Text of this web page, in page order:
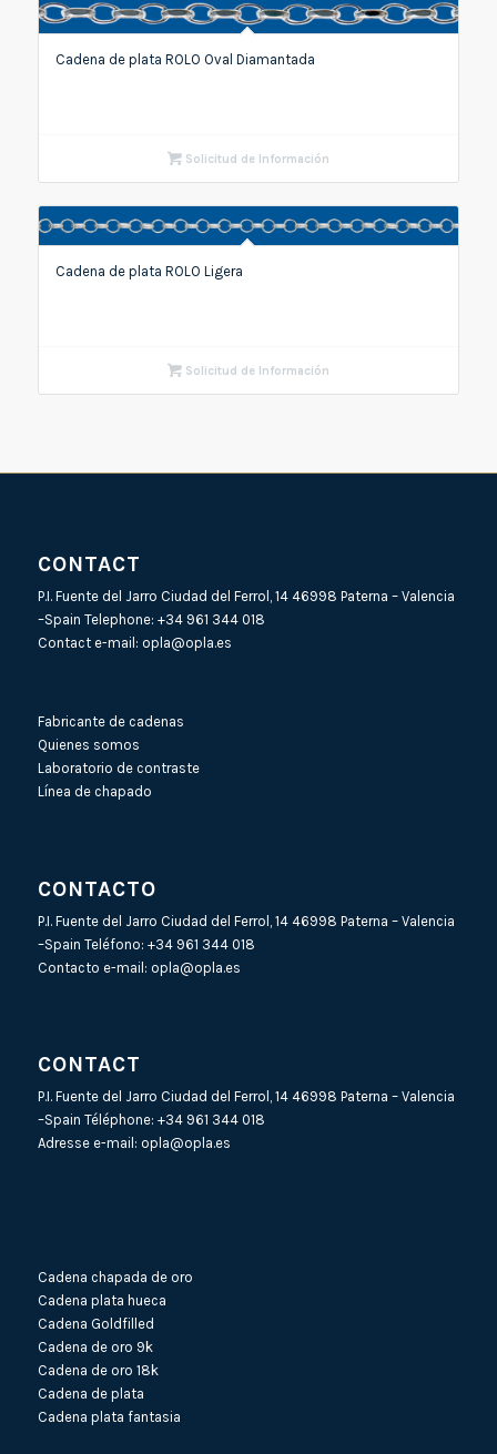
Cadena de plata ROLO Oval Diamantada
Solicitud de Información
Cadena de plata ROLO Ligera
Solicitud de Información
CONTACT
P.I. Fuente del Jarro Ciudad del Ferrol, 14 46998 Paterna – Valencia
–Spain Telephone: +34 961 344 018
Contact e-mail: opla@opla.es
Fabricante de cadenas
Quienes somos
Laboratorio de contraste
Línea de chapado
CONTACTO
P.I. Fuente del Jarro Ciudad del Ferrol, 14 46998 Paterna – Valencia
–Spain Teléfono: +34 961 344 018
Contacto e-mail: opla@opla.es
CONTACT
P.I. Fuente del Jarro Ciudad del Ferrol, 14 46998 Paterna – Valencia
–Spain Téléphone: +34 961 344 018
Adresse e-mail: opla@opla.es
Cadena chapada de oro
Cadena plata hueca
Cadena Goldfilled
Cadena de oro 9k
Cadena de oro 18k
Cadena de plata
Cadena plata fantasia